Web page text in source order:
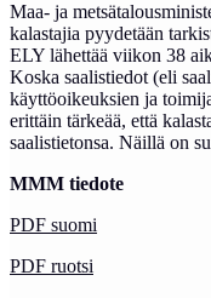
Maa- ja
kalastajia pyydetään
ELY lähettää viikon 38
Koska saalistiedot (eli
käyttöoikeuksien ja
erittäin tärkeää, että
saalistietonsa. Näillä on
MMM tiedote
PDF suomi
PDF ruotsi